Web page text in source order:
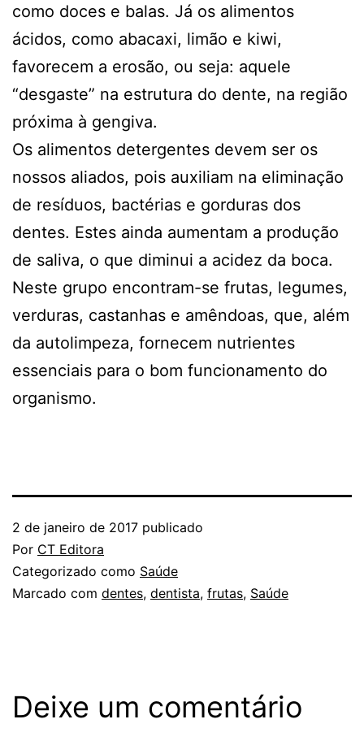
como doces e balas. Já os alimentos
ácidos, como abacaxi, limão e kiwi,
favorecem a erosão, ou seja: aquele
“desgaste” na estrutura do dente, na região
próxima à gengiva.
Os alimentos detergentes devem ser os
nossos aliados, pois auxiliam na eliminação
de resíduos, bactérias e gorduras dos
dentes. Estes ainda aumentam a produção
de saliva, o que diminui a acidez da boca.
Neste grupo encontram-se frutas, legumes,
verduras, castanhas e amêndoas, que, além
da autolimpeza, fornecem nutrientes
essenciais para o bom funcionamento do
organismo.
2 de janeiro de 2017 publicado
Por CT Editora
Categorizado como Saúde
Marcado com dentes, dentista, frutas, Saúde
Deixe um comentário